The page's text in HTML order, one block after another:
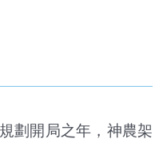
劃開局之年，神農架